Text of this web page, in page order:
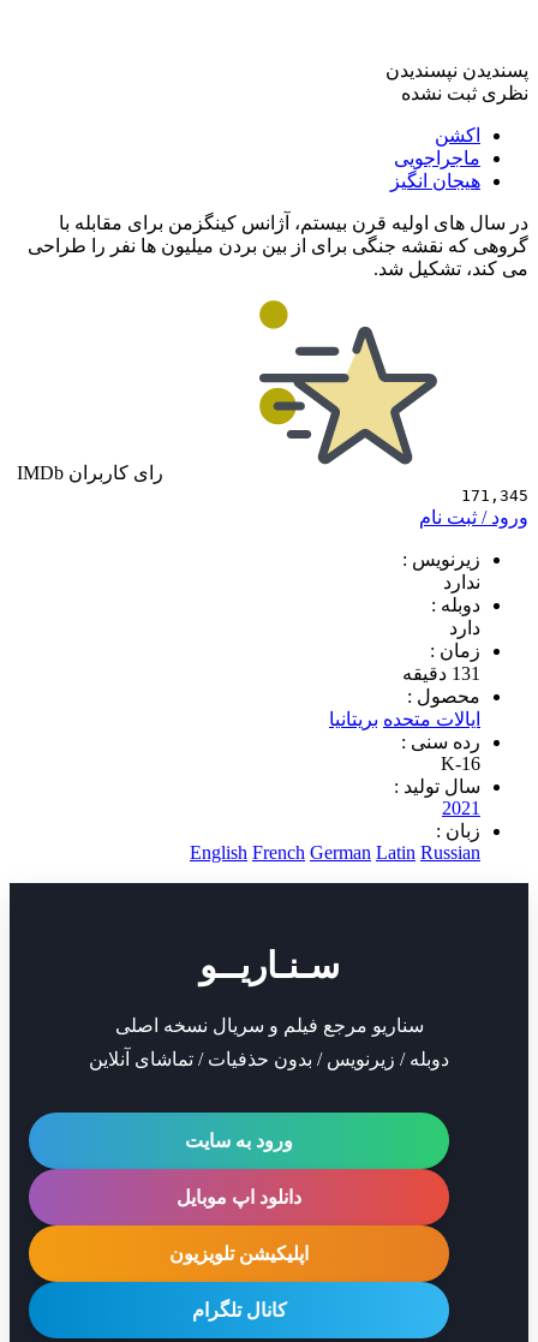
نشده
انگیز
اولیه قرن بیستم، آژانس کینگزمن برای مقابله با
جنگی برای از بین بردن میلیون ها نفر را طراحی
شد.
رای کاربران IMDb
نام
:
:
متحده بریتانیا
سنی :
:
English French German Latin
سـنـاریــو
سناریو مرجع فیلم و سریال نسخه اصلی
دوبله / زیرنویس / بدون حذفیات / تماشای آنلاین
ورود به سایت
دانلود اپ موبایل
اپلیکیشن تلویزیون
کانال تلگرام